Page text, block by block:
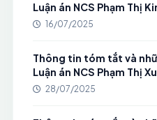
Luận án NCS Phạm Thị
16/07/2025
Thông tin tóm tắt và
Luận án NCS Phạm Thị
28/07/2025